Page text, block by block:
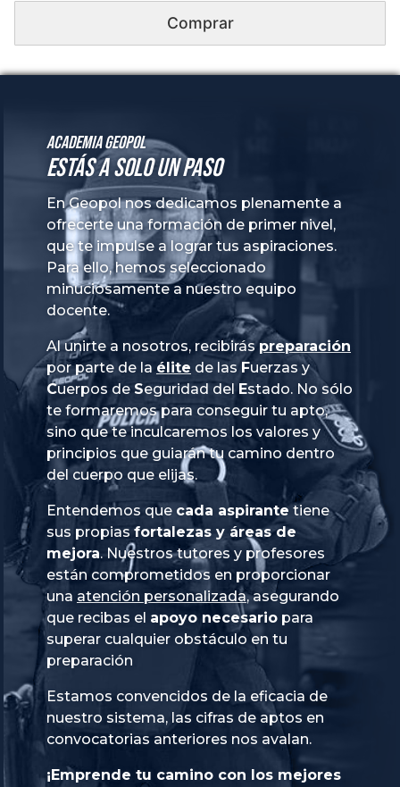
Academia GeoPol
Estás a solo un paso
En Geopol nos dedicamos plenamente a
ofrecerte una formación de primer nivel,
que te impulse a lograr tus aspiraciones.
Para ello, hemos seleccionado
minuciosamente a nuestro equipo
docente.
Al unirte a nosotros, recibiráspreparación
por parte de la élite de las Fuerzas y
Cuerpos de Seguridad del Estado. No sólo
te formaremos para conseguir tu apto,
sino que te inculcaremos los valores y
principios que guiarán tu camino dentro
del cuerpo que elijas.
Entendemos que cada aspirante tiene
sus propias fortalezas y áreas de
mejora. Nuestros tutores y profesores
están comprometidos en proporcionar
una atención personalizada, asegurando
que recibas el apoyo necesario para
superar cualquier obstáculo en tu
preparación
Estamos convencidos de la eficacia de
nuestro sistema, las cifras de aptos en
convocatorias anteriores nos avalan.
¡Emprende tu camino con los mejores